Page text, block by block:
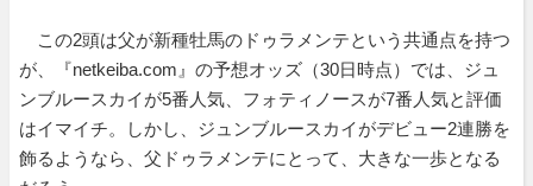
この2頭は父が新種牡馬のドゥラメンテという共通点を持つ
が、『netkeiba.com』の予想オッズ（30日時点）では、ジュ
ンブルースカイが5番人気、フォティノースが7番人気と評価
はイマイチ。しかし、ジュンブルースカイがデビュー2連勝を
飾るようなら、父ドゥラメンテにとって、大きな一歩となる